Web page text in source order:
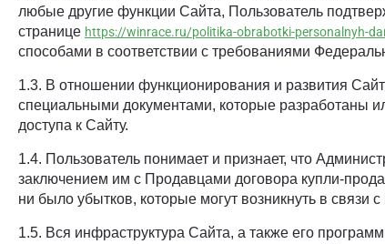
любые другие функции Сайта, Пользователь
странице https://winrace.ru/politika-obrabotki-personalnyh-
способами в соответствии с требованиями
1.3. В отношении функционирования и развития
специальными документами, которые разработаны
доступа к Сайту.
1.4. Пользователь понимает и признает, что
заключением им с Продавцами договора купли-
ни было убытков, которые могут возникнуть в связи
1.5. Вся инфраструктура Сайта, а также его